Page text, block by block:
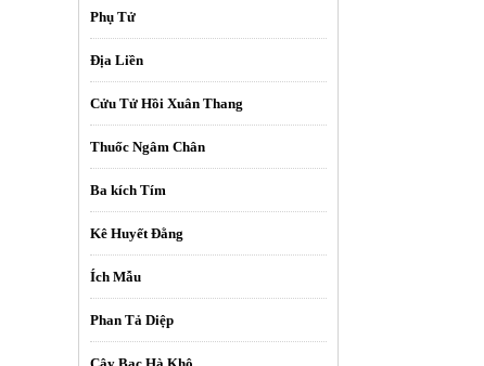
Phụ Tử
Địa Liền
Cửu Tử Hồi Xuân Thang
Thuốc Ngâm Chân
Ba kích Tím
Kê Huyết Đằng
Ích Mẫu
Phan Tả Diệp